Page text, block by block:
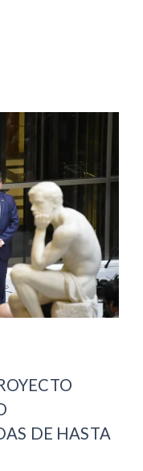
DE HASTA